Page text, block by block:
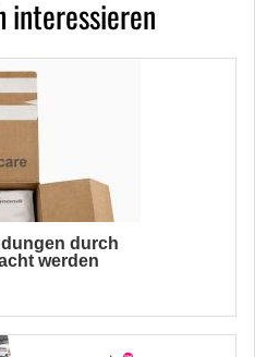
interessieren
durch
werden